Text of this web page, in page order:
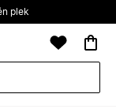
plek